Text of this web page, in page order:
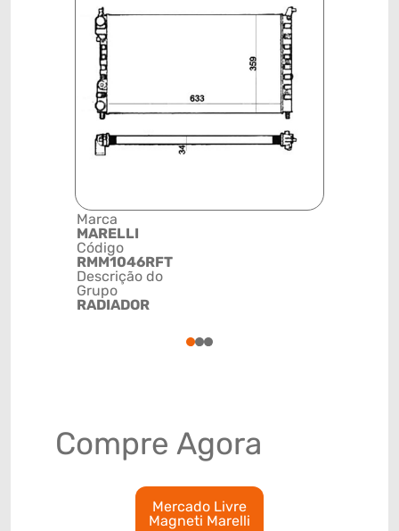
Marca
MARELLI
Código
RMM1046RFT
Descrição do
Grupo
RADIADOR
123
Compre Agora
Mercado Livre
Magneti Marelli